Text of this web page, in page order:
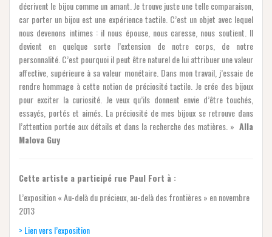
décrivent le bijou comme un amant. Je trouve juste une telle comparaison,
car porter un bijou est une expérience tactile. C’est un objet avec lequel
nous devenons intimes : il nous épouse, nous caresse, nous soutient. Il
devient en quelque sorte l’extension de notre corps, de notre
personnalité. C’est pourquoi il peut être naturel de lui attribuer une valeur
affective, supérieure à sa valeur monétaire. Dans mon travail, j’essaie de
rendre hommage à cette notion de préciosité tactile. Je crée des bijoux
pour exciter la curiosité. Je veux qu’ils donnent envie d’être touchés,
essayés, portés et aimés. La préciosité de mes bijoux se retrouve dans
l’attention portée aux détails et dans la recherche des matières. » Alla
Malova Guy
Cette artiste a participé rue Paul Fort à :
L’exposition « Au-delà du précieux, au-delà des frontières » en novembre
2013
> Lien vers l’exposition